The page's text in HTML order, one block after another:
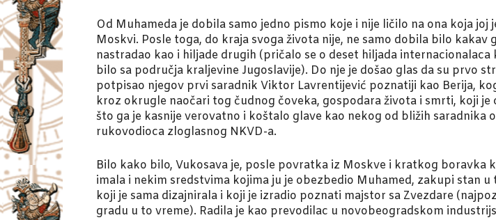
Od Muhameda je dobila samo jedno pismo koje i nije ličilo na ona koja
Moskvi. Posle toga, do kraja svoga života nije, ne samo dobila bilo
nastradao kao i hiljade drugih (pričalo se o deset hiljada
bilo sa područja kraljevine Jugoslavije). Do nje je došao glas da su prvo
potpisao njegov prvi saradnik Viktor Lavrentijević poznatiji kao Berija,
kroz okrugle naočari tog čudnog čoveka, gospodara života i smrti, koji
što ga je kasnije verovatno i koštalo glave kao nekog od bližih
rukovodioca zloglasnog NKVD-a.
Bilo kako bilo, Vukosava je, posle povratka iz Moskve i kratkog boravka
imala i nekim sredstvima kojima ju je obezbedio Muhamed, zakupi stan
koji je sama dizajnirala i koji je izradio poznati majstor sa Zvezdare
gradu u to vreme). Radila je kao prevodilac u novobeogradskom